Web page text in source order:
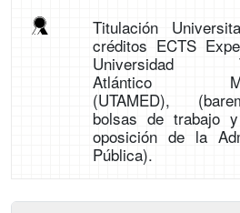
Titulación
créditos ECTS
Universidad
Atlántico
(UTAMED),
bolsas de trabajo
oposición de la
Pública).